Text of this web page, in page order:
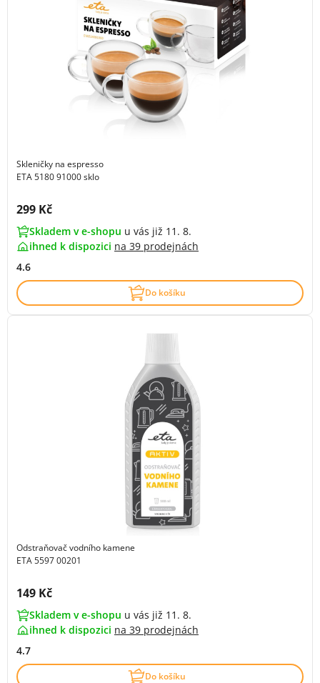
Skleničky na espresso
ETA 5180 91000 sklo
Cena s DPH:
299 Kč
Skladem v e-shopu u vás již 11. 8.
ihned k dispozici na 39 prodejnách
4.6
Do košíku
Odstraňovač vodního kamene
ETA 5597 00201
Cena s DPH:
149 Kč
Skladem v e-shopu u vás již 11. 8.
ihned k dispozici na 39 prodejnách
4.7
Do košíku